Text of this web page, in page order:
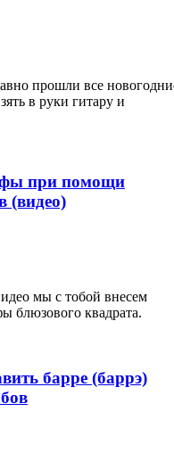
прошли все
в руки гитару и
при помощи
(видео)
мы с тобой внесем
блюзового квадрата.
барре (баррэ)